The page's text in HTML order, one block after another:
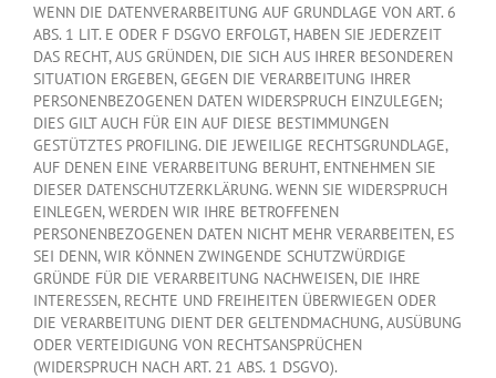
WENN DIE DATENVERARBEITUNG AUF GRUNDLAGE VON ART. 6
ABS. 1 LIT. E ODER F DSGVO ERFOLGT, HABEN SIE JEDERZEIT
DAS RECHT, AUS GRÜNDEN, DIE SICH AUS IHRER BESONDEREN
SITUATION ERGEBEN, GEGEN DIE VERARBEITUNG IHRER
PERSONENBEZOGENEN DATEN WIDERSPRUCH EINZULEGEN;
DIES GILT AUCH FÜR EIN AUF DIESE BESTIMMUNGEN
GESTÜTZTES PROFILING. DIE JEWEILIGE RECHTSGRUNDLAGE,
AUF DENEN EINE VERARBEITUNG BERUHT, ENTNEHMEN SIE
DIESER DATENSCHUTZERKLÄRUNG. WENN SIE WIDERSPRUCH
EINLEGEN, WERDEN WIR IHRE BETROFFENEN
PERSONENBEZOGENEN DATEN NICHT MEHR VERARBEITEN, ES
SEI DENN, WIR KÖNNEN ZWINGENDE SCHUTZWÜRDIGE
GRÜNDE FÜR DIE VERARBEITUNG NACHWEISEN, DIE IHRE
INTERESSEN, RECHTE UND FREIHEITEN ÜBERWIEGEN ODER
DIE VERARBEITUNG DIENT DER GELTENDMACHUNG, AUSÜBUNG
ODER VERTEIDIGUNG VON RECHTSANSPRÜCHEN
(WIDERSPRUCH NACH ART. 21 ABS. 1 DSGVO).